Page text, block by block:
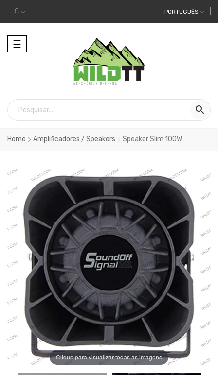
PORTUGUÊS
Alternar
a
☰

Home Amplificadores / Speakers Speaker Slim 100W
Clique para visualizar todas as imagens